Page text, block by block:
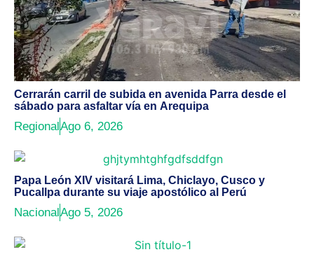
Cerrarán carril de subida en avenida Parra desde el
sábado para asfaltar vía en Arequipa
Regional Ago 6, 2026
Papa León XIV visitará Lima, Chiclayo, Cusco y
Pucallpa durante su viaje apostólico al Perú
NacionalAgo 5, 2026